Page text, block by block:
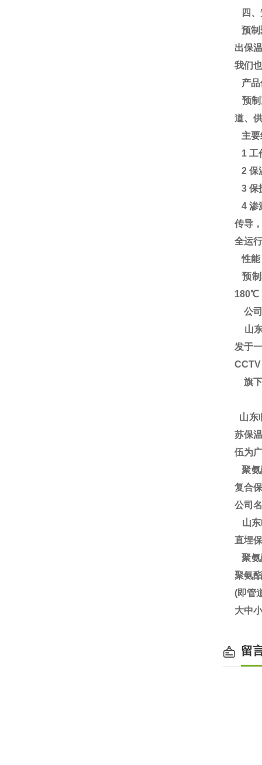
四、
预制
出保
我们
产品
预制
道、
主要
1 工
2 保
3 保
4 渗
传导
全运
性
预制
180℃
公
山东
发于
旗下
山东
苏保
伍为
聚氨
复合
公司
山东
直埋
聚氨
聚氨
(即管
大中
留